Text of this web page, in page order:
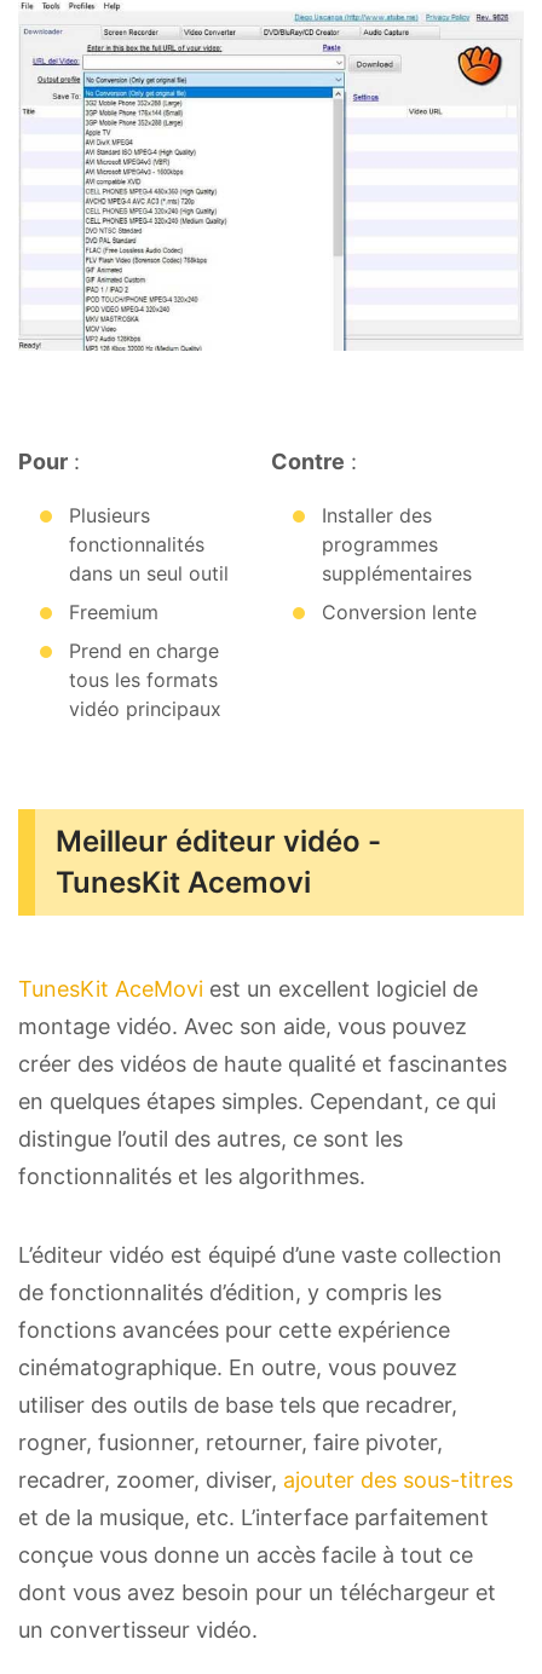
Pour :
Plusieurs
fonctionnalités
dans un seul outil
Freemium
Prend en charge
tous les formats
vidéo principaux
Contre :
Installer des
programmes
supplémentaires
Conversion lente
Meilleur éditeur vidéo -
TunesKit Acemovi
TunesKit AceMovi est un excellent logiciel de
montage vidéo. Avec son aide, vous pouvez
créer des vidéos de haute qualité et fascinantes
en quelques étapes simples. Cependant, ce qui
distingue l’outil des autres, ce sont les
fonctionnalités et les algorithmes.
L’éditeur vidéo est équipé d’une vaste collection
de fonctionnalités d’édition, y compris les
fonctions avancées pour cette expérience
cinématographique. En outre, vous pouvez
utiliser des outils de base tels que recadrer,
rogner, fusionner, retourner, faire pivoter,
recadrer, zoomer, diviser, ajouter des sous-titres
et de la musique, etc. L’interface parfaitement
conçue vous donne un accès facile à tout ce
dont vous avez besoin pour un téléchargeur et
un convertisseur vidéo.